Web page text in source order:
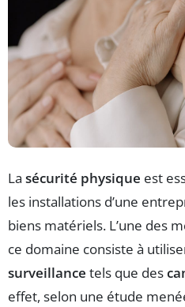
La sécurité physique est
les installations d’une
biens matériels. L’une des
ce domaine consiste à
surveillance tels que des
effet, selon une étude